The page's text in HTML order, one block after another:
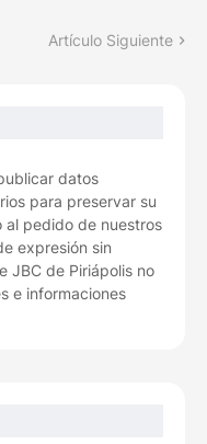
Artículo Siguiente
datos
para preservar su
al pedido de nuestros
expresión sin
JBC de Piriápolis no
e informaciones